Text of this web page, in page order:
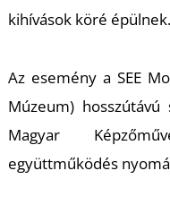
kihívások köré épülnek.
Az esemény a SEE
Múzeum)
Magyar
együttműködés